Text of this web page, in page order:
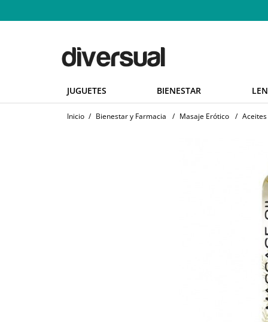
JUGUETES BIENESTAR
Inicio / Bienestar y Farmacia / Masaje Erótico /